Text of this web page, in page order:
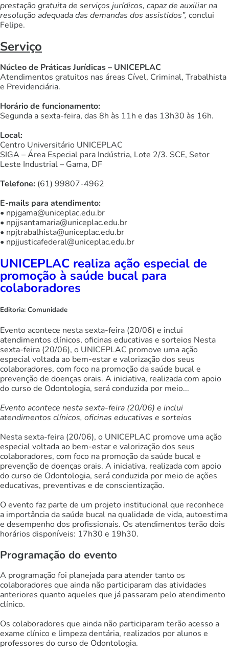
prestação gratuita de serviços jurídicos, capaz de auxiliar na
resolução adequada das demandas dos assistidos”, conclui
Felipe.
Serviço
Núcleo de Práticas Jurídicas – UNICEPLAC
Atendimentos gratuitos nas áreas Cível, Criminal, Trabalhista
e Previdenciária.
Horário de funcionamento:
Segunda a sexta-feira, das 8h às 11h e das 13h30 às 16h.
Local:
Centro Universitário UNICEPLAC
SIGA – Área Especial para Indústria, Lote 2/3. SCE, Setor
Leste Industrial – Gama, DF
Telefone: (61) 99807-4962
E-mails para atendimento:
• npjgama@uniceplac.edu.br
• npjjsantamaria@uniceplac.edu.br
• npjtrabalhista@uniceplac.edu.br
• npjjusticafederal@uniceplac.edu.br
UNICEPLAC realiza ação especial de
promoção à saúde bucal para
colaboradores
Editoria: Comunidade
Evento acontece nesta sexta-feira (20/06) e inclui
atendimentos clínicos, oficinas educativas e sorteios Nesta
sexta-feira (20/06), o UNICEPLAC promove uma ação
especial voltada ao bem-estar e valorização dos seus
colaboradores, com foco na promoção da saúde bucal e
prevenção de doenças orais. A iniciativa, realizada com apoio
do curso de Odontologia, será conduzida por meio...
Evento acontece nesta sexta-feira (20/06) e inclui
atendimentos clínicos, oficinas educativas e sorteios
Nesta sexta-feira (20/06), o UNICEPLAC promove uma ação
especial voltada ao bem-estar e valorização dos seus
colaboradores, com foco na promoção da saúde bucal e
prevenção de doenças orais. A iniciativa, realizada com apoio
do curso de Odontologia, será conduzida por meio de ações
educativas, preventivas e de conscientização.
O evento faz parte de um projeto institucional que reconhece
a importância da saúde bucal na qualidade de vida, autoestima
e desempenho dos profissionais. Os atendimentos terão dois
horários disponíveis: 17h30 e 19h30.
Programação do evento
A programação foi planejada para atender tanto os
colaboradores que ainda não participaram das atividades
anteriores quanto aqueles que já passaram pelo atendimento
clínico.
Os colaboradores que ainda não participaram terão acesso a
exame clínico e limpeza dentária, realizados por alunos e
professores do curso de Odontologia.